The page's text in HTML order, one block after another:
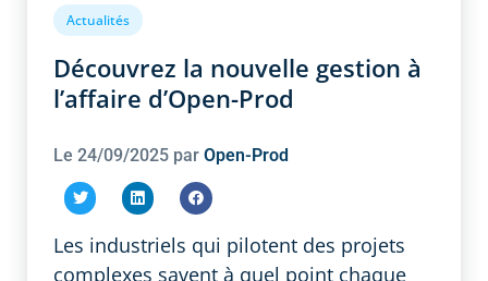
Actualités
Découvrez la nouvelle gestion à
l’affaire d’Open-Prod
Le 24/09/2025 parOpen-Prod
Les industriels qui pilotent des projets
complexes savent à quel point chaque